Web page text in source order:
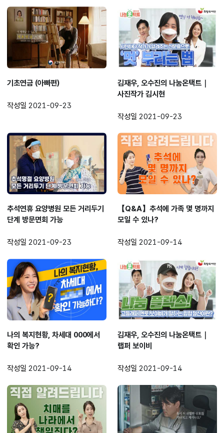
기초연금 (아빠편)
작성일 2021-09-23
김재우, 오수진의 나눔온택트｜
사진작가 김시현
작성일 2021-09-23
추석연휴 요양병원 모든 거리두기
단계 방문면회 가능
작성일 2021-09-23
【Q&A】추석에 가족 몇 명까지
모일 수 있나?
작성일 2021-09-14
나의 복지현황, 차세대 000에서
확인 가능?
작성일 2021-09-14
김재우, 오수진의 나눔온택트｜
랩퍼 보이비
작성일 2021-09-14